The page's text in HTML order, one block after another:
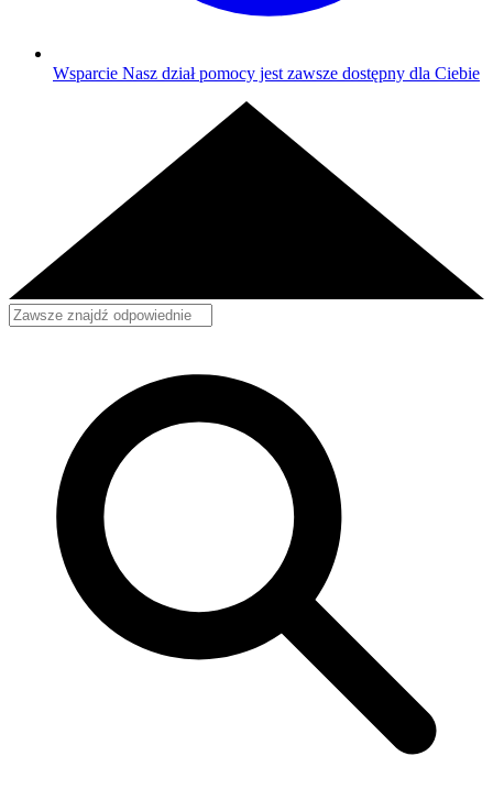
Wsparcie Nasz dział pomocy jest zawsze dostępny dla Ciebie